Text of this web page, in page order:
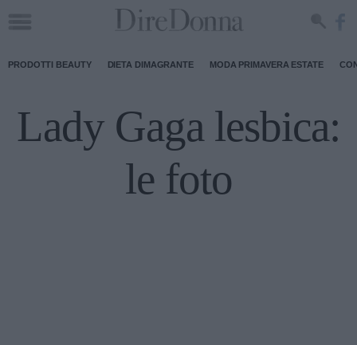
PRODOTTI BEAUTY DIETA DIMAGRANTE MODA PRIMAVERA ESTATE
Lady Gaga lesbica:
le foto